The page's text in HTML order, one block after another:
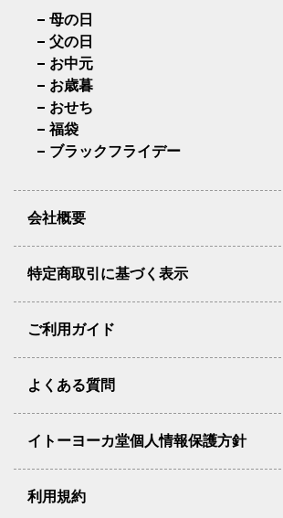
母の日
父の日
お中元
お歳暮
おせち
福袋
ブラックフライデー
会社概要
特定商取引に基づく表示
ご利用ガイド
よくある質問
イトーヨーカ堂個人情報保護方針
利用規約